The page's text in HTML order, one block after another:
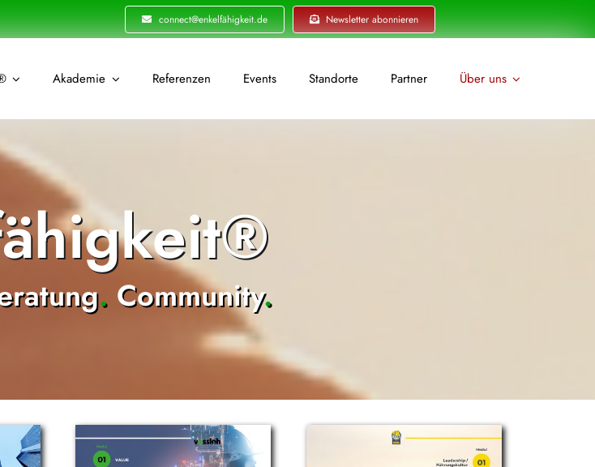
connect@enkelfähigkeit.de Newsletter abonnieren
Akademie Referenzen Events Standorte Partner Über uns
. Community.